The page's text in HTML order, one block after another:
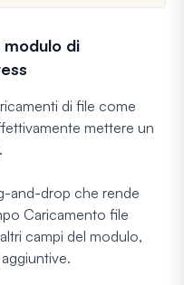
modulo di
di file come
mettere un
and-drop che rende
Caricamento file
campi del modulo,